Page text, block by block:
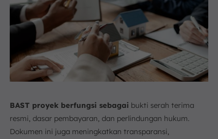
BAST proyek berfungsi sebagai bukti serah terima
resmi, dasar pembayaran, dan perlindungan hukum.
Dokumen ini juga meningkatkan transparansi,